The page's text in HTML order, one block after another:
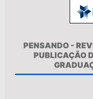
PENSANDO -
PUBLICAÇÃO